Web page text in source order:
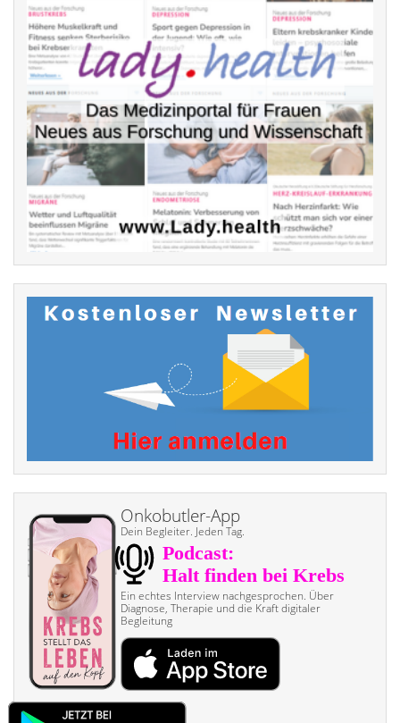
Onkobutler-App
Dein Begleiter. Jeden Tag.
Ein echtes Interview nach­gesprochen. Über
Diagnose, Therapie und die Kraft digitaler
Begleitung